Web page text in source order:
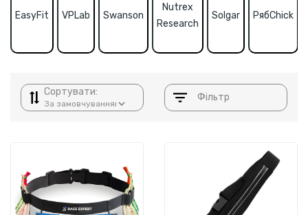
EasyFit VPLab Swanson
Nutrex
Research
Solgar РябChick
Сортувати: Фільтр